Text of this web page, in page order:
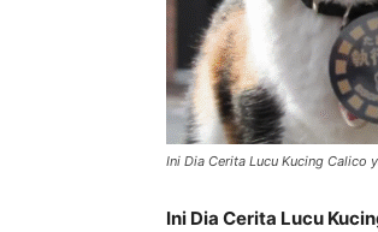
Ini Dia Cerita Lucu Kucing Calico
Ini Dia Cerita Lucu